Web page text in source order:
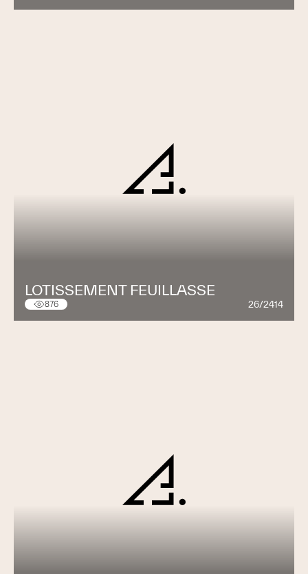
LOTISSEMENT FEUILLASSE
876 26/2414